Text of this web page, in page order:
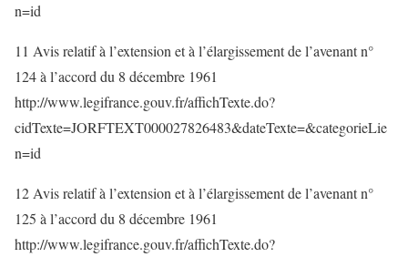
n=id
11 Avis relatif à l’extension et à l’élargissement de l’avenant n°
124 à l’accord du 8 décembre 1961
http://www.legifrance.gouv.fr/affichTexte.do?
cidTexte=JORFTEXT000027826483&dateTexte=&categorieLie
n=id
12 Avis relatif à l’extension et à l’élargissement de l’avenant n°
125 à l’accord du 8 décembre 1961
http://www.legifrance.gouv.fr/affichTexte.do?